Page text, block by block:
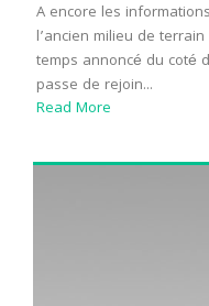
A encore les
l’ancien milieu de
temps annoncé du coté
passe de rejoin...
Read More